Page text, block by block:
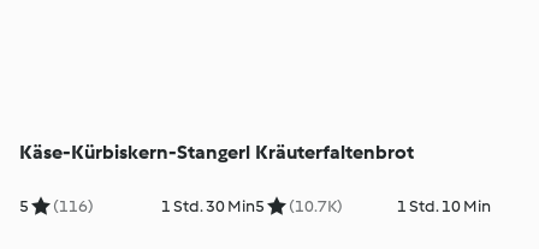
Käse-Kürbiskern-Stangerl
5 (116) 1 Std. 30 Min
Kräuterfaltenbrot
5 (10.7K) 1 Std. 10 Min